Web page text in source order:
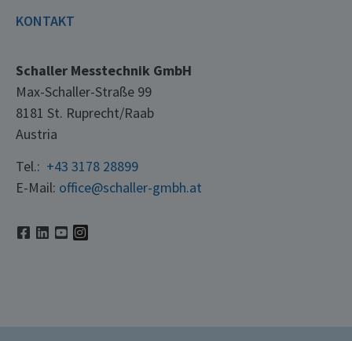
KONTAKT
Schaller Messtechnik GmbH
Max-Schaller-Straße 99
8181 St. Ruprecht/Raab
Austria
Tel.: +43 3178 28899
E-Mail: office@schaller-gmbh.at